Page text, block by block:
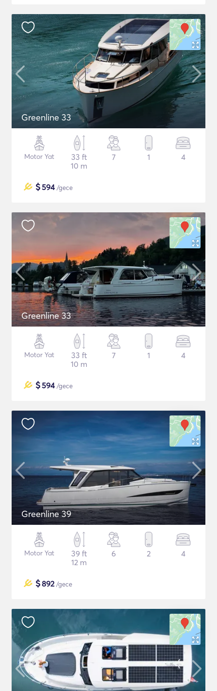
Greenline 33
Motor Yat
33 ft
10 m
7 1 4
$594/gece
Greenline 33
Motor Yat
33 ft
10 m
7 1 4
$594/gece
Greenline 39
Motor Yat
39 ft
12 m
6 2 4
$892/gece